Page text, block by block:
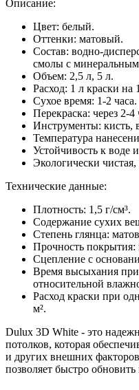
Описание:
Цвет: белый.
Оттенки: матовый.
Состав: водно-
смолы с
Объем: 2,5 л, 5 л.
Расход: 1 л краски на
Сухое время: 1-2 часа.
Перекраска: через 2-4
Инструменты: кисть,
Температура
Устойчивость к воде
Экологически чистая,
Технические данные:
Плотность: 1,5 г/см³.
Содержание сухих
Степень глянца:
Прочность
Сцепление с
Время высыхания при
относительной
Расход краски при
м².
Dulux 3D White - это
потолков, которая
и других внешних
позволяет быстро